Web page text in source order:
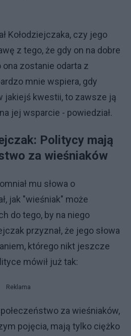
Kołodziejczaka, czy jego
z tego, że gdy on na dobre
zostanie odarta z
mnie wspiera, gdy
jakiejś kwestii, to zawsze ją
jej wsparcie - powiedział.
Politycy mają
za wieśniaków
mu słowa o
jak "wieśniak" może
do tego, by na niego
przyznał, że jego słowa
którego nikt jeszcze
mówił już tak:
Reklama
za wieśniaków,
pojęcia, mają tylko ciężko